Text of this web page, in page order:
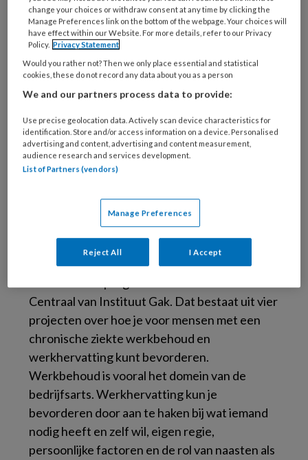
genoeg niet te combineren met het werk bij
het KCVG, maar ik vond het toch belangrijker
om mijn scope te verbreden.
Ik kreeg zzp’ers als cliënt. Dat is een heel
diverse groep, van schilders en stukadoors tot
juristen en chirurgen. Bij de vroege meldingen
denk je mee over het voorkómen of zo kort
mogelijk houden van verzuim. Het adviseren
en begeleiden naar
zag bijna geen mensen meer, ik zocht een meer
zorgondersteunende rol.
Toen kreeg ik in 2017 de kans om mee te
Centraalvan Instituut Gak. Dat bestaat uit vier
projecten over hoe je voor mensen met een
chronische ziekte werkbehoud en
werkhervatting kunt bevorderen.
Werkbehoud is vooral het domein van de
bedrijfsarts. Werkhervatting kun je
bevorderen door aan te haken bij wat iemand
nodig heeft en zelf wil, eigen regie,
persoonlijke factoren en de rol van naasten als
change your choices or withdraw consent at any time by clicking the
Manage Preferences link on the bottom of the webpage. Your choices will
have effect within our Website. For more details, refer to our Privacy
Policy. Privacy Statement
Would you rather not? Then we only place essential and statistical
cookies, these do not record any data about you as a person
We and our partners process data to provide:
Use precise geolocation data. Actively scan device characteristics for
identification. Store and/or access information on a device. Personalised
advertising and content, advertising and content measurement,
audience research and services development.
List of Partners (vendors)
Manage Preferences
Reject All I Accept